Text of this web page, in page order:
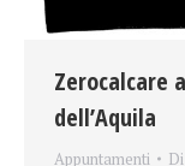
Zerocalcare
dell’Aquila
Appuntamenti Di